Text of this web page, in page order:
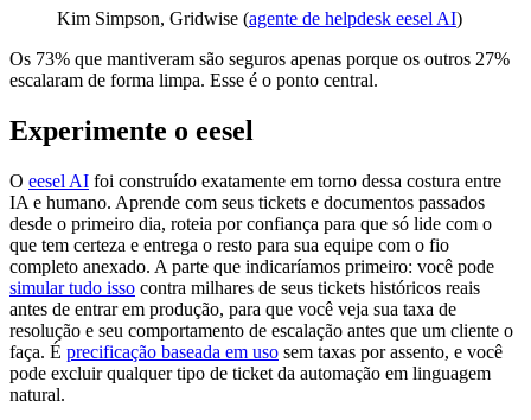
Kim Simpson, Gridwise (agente de helpdesk eesel AI)
Os 73% que mantiveram são seguros apenas porque os outros 27%
escalaram de forma limpa. Esse é o ponto central.
Experimente o eesel
O eesel AI foi construído exatamente em torno dessa costura entre
IA e humano. Aprende com seus tickets e documentos passados
desde o primeiro dia, roteia por confiança para que só lide com o
que tem certeza e entrega o resto para sua equipe com o fio
completo anexado. A parte que indicaríamos primeiro: você pode
simular tudo isso contra milhares de seus tickets históricos reais
antes de entrar em produção, para que você veja sua taxa de
resolução e seu comportamento de escalação antes que um cliente o
faça. É precificação baseada em uso sem taxas por assento, e você
pode excluir qualquer tipo de ticket da automação em linguagem
natural.